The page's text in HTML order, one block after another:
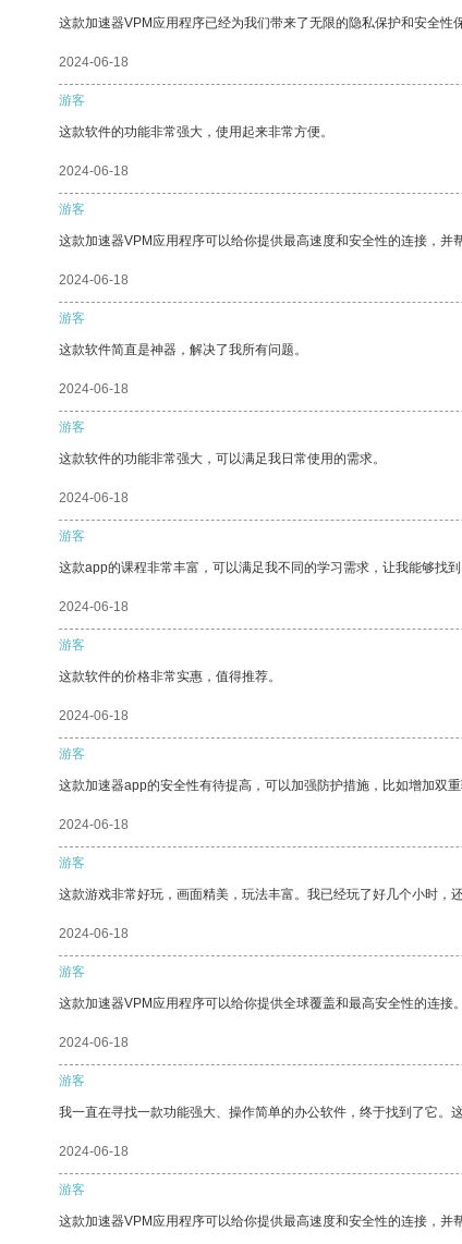
这款加速器VPM应用程序已经为我们带来了无限的隐私保护和安全性保
2024-06-18
游客
这款软件的功能非常强大，使用起来非常方便。
2024-06-18
游客
这款加速器VPM应用程序可以给你提供最高速度和安全性的连接，并
2024-06-18
游客
这款软件简直是神器，解决了我所有问题。
2024-06-18
游客
这款软件的功能非常强大，可以满足我日常使用的需求。
2024-06-18
游客
这款app的课程非常丰富，可以满足我不同的学习需求，让我能够找到
2024-06-18
游客
这款软件的价格非常实惠，值得推荐。
2024-06-18
游客
这款加速器app的安全性有待提高，可以加强防护措施，比如增加双重
2024-06-18
游客
这款游戏非常好玩，画面精美，玩法丰富。我已经玩了好几个小时，还
2024-06-18
游客
这款加速器VPM应用程序可以给你提供全球覆盖和最高安全性的连接。
2024-06-18
游客
我一直在寻找一款功能强大、操作简单的办公软件，终于找到了它。
2024-06-18
游客
这款加速器VPM应用程序可以给你提供最高速度和安全性的连接，并